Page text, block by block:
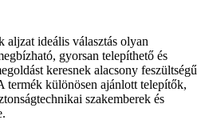
ideális választás olyan
gyorsan telepíthető és
keresnek alacsony feszültségű
termék különösen ajánlott telepítők,
szakemberek és